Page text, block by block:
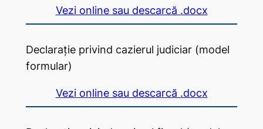
Vezi online sau descarcă .docx
Declarație privind cazierul judiciar (model
formular)
Vezi online sau descarcă .docx